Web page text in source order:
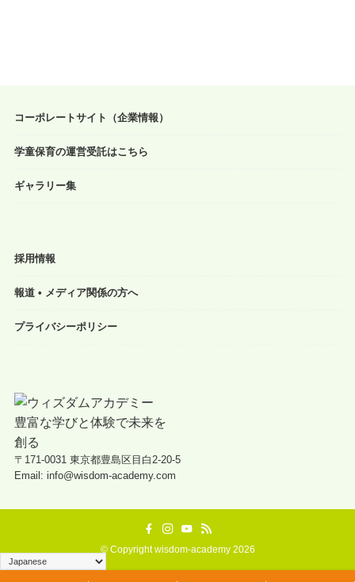
コーポレートサイト（企業情報）
学童保育の運営受託はこちら
ギャラリー集
採用情報
報道 • メディア関係の方へ
プライバシーポリシー
〒171-0031 東京都豊島区目白2-20-5
Email: info@wisdom-academy.com
©Copyright wisdom-academy 2026